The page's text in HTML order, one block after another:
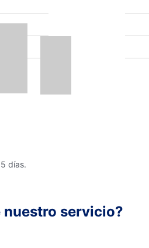
días.
nuestro servicio?